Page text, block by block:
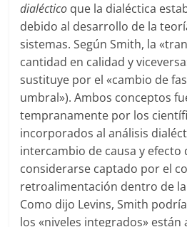
dialéctico que la dialéctica
debido al desarrollo de la
sistemas. Según Smith, la
cantidad en calidad y
sustituye por el «cambio de
umbral»). Ambos conceptos
tempranamente por los
incorporados al análisis
intercambio de causa y efecto
considerarse captado por el
retroalimentación dentro de
Como dijo Levins, Smith
los «niveles integrados»